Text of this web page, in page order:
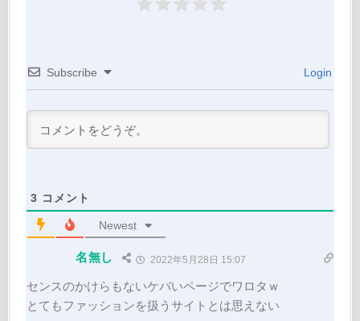
Subscribe Login
3 コメント
Newest
名無し 2022年5月28日 15:07
センスのかけらもないケバいページでワロタｗ
とてもファッションを扱うサイトとは思えない